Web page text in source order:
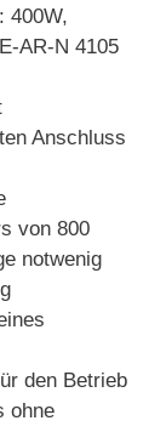
400W,
AR-N 4105
Anschluss
von 800
notwenig
den Betrieb
ohne